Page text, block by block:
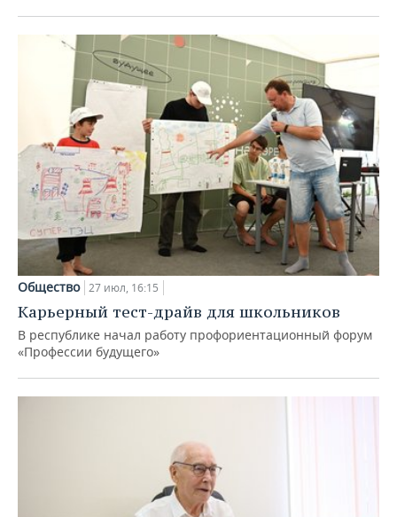
Общество 27 июл, 16:15
Карьерный тест-драйв для школьников
В республике начал работу профориентационный форум
«Профессии будущего»